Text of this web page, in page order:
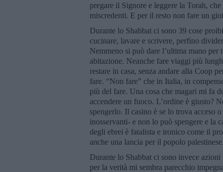
pregare il Signore e leggere la Torah,
miscredenti. E per il resto non fare un
Durante lo Shabbat ci sono 39 cose
cucinare, lavare e scrivere, perfino
Nemmeno si può dare l’ultima mano
abitazione. Neanche fare viaggi più
restare in casa, senza andare alla Coop
fare. “Non fare” che in Italia, in
più del fare. Una cosa che magari mi fa
accendere un fuoco. L’ordine è giusto?
spengerlo. Il casino è se lo trova acceso
inosservanti- e non lo può spengere e la
degli ebrei è fatalista e ironico come il
anche una lancia per il popolo
Durante lo Shabbat ci sono invece
per la verità mi sembra parecchio